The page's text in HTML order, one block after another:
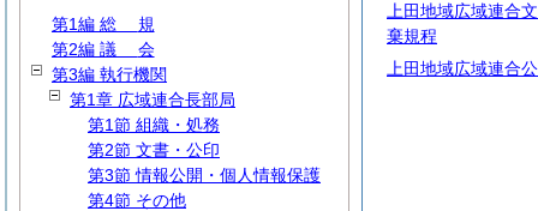
上田地域広域連合
棄規程
上田地域広域連合
第1編 総 規
第2編 議 会
第3編 執行機関
第1章 広域連合長部局
第1節 組織・処務
第2節 文書・公印
第3節 情報公開・個人情報保護
第4節 その他